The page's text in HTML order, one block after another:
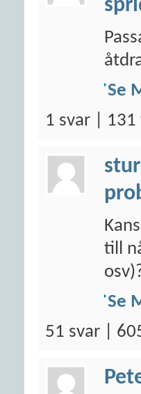
Se
1 svar | 131
till
Se
51 svar |